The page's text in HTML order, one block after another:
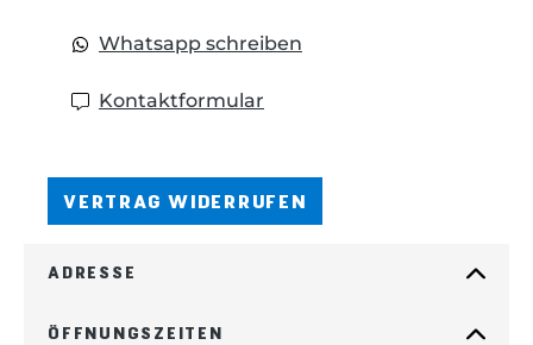
Whatsapp schreiben
Kontaktformular
VERTRAG WIDERRUFEN
ADRESSE
ÖFFNUNGSZEITEN